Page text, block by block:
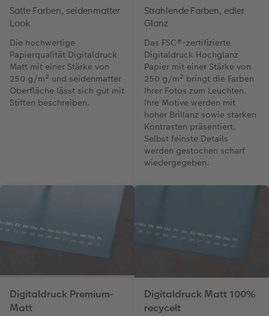
Satte Farben, seidenmatter
Look
Die hochwertige
Papierqualität Digitaldruck
Matt mit einer Stärke von
250 g/m² und seidenmatter
Oberfläche lässt sich gut mit
Stiften beschreiben.
Strahlende Farben, edler
Glanz
Das FSC®-zertifizierte
Digitaldruck Hochglanz
Papier mit einer Stärke von
250 g/m² bringt die Farben
Ihrer Fotos zum Leuchten.
Ihre Motive werden mit
hoher Brillanz sowie starken
Kontrasten präsentiert.
Selbst feinste Details
werden gestochen scharf
wiedergegeben.
Digitaldruck Premium-
Matt
Digitaldruck Matt 100%
recycelt